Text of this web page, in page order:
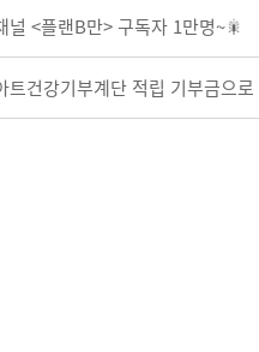
널 <플랜B만> 구독자 1만명~🎇
트건강기부계단 적립 기부금으